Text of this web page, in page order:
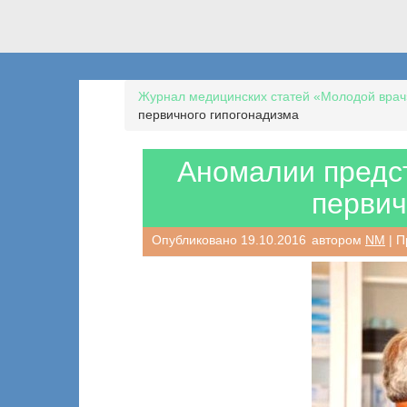
Журнал медицинских статей «Молодой
первичного гипогонадизма
Аномалии
Опубликовано 19.10.2016 автором NM |